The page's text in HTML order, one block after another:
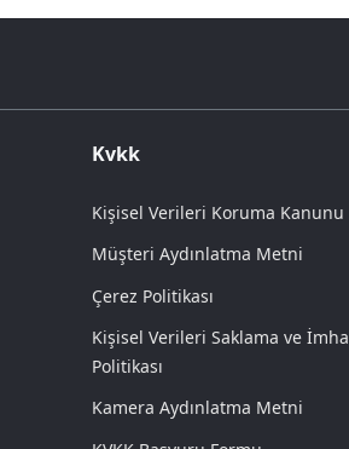
Kvkk
Kişisel Verileri Koruma Kanunu
Müşteri Aydınlatma Metni
Çerez Politikası
Kişisel Verileri Saklama ve İmha
Politikası
Kamera Aydınlatma Metni